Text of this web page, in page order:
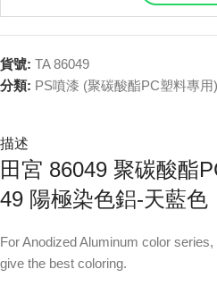
貨號: TA 86049
分類: PS噴漆 (聚碳酸酯PC塑料專用)
描述
田宮 86049 聚碳酸酯
49 陽極染色鋁-天藍色
For Anodized Aluminum color
give the best coloring.